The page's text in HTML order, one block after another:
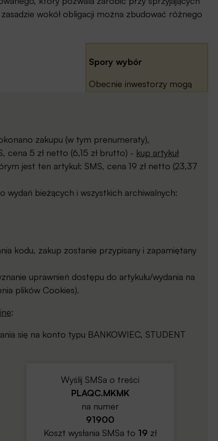
wokół obligacji można zbudować różnego
Spory wybór
Obecnie inwestorzy mogą
być to struktury proste,
bazujące tylko na jednym
instrumencie, na przykład na
złocie. ...
zakupu (w tym prenumeraty),
cena 5 zł netto (6,15 zł brutto) - kup artykuł
jest ten artykuł: SMS, cena 19 zł netto (23,37
bieżących i wszystkich archiwalnych:
kodu, zakup zostanie przypisany i zapamiętany
uprawnień dostępu do artykułu/wydania na
plików Cookies).
:
się na konto typu BANKOWIEC, STUDENT
Wyślij SMSa o treści
PLAQC.MKMK
na numer
91900
Koszt wysłania SMSa to 19 zł